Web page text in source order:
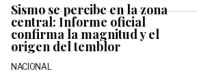
Sismo se percibe en la zona
central: Informe oficial
confirma la magnitud y el
origen del temblor
NACIONAL